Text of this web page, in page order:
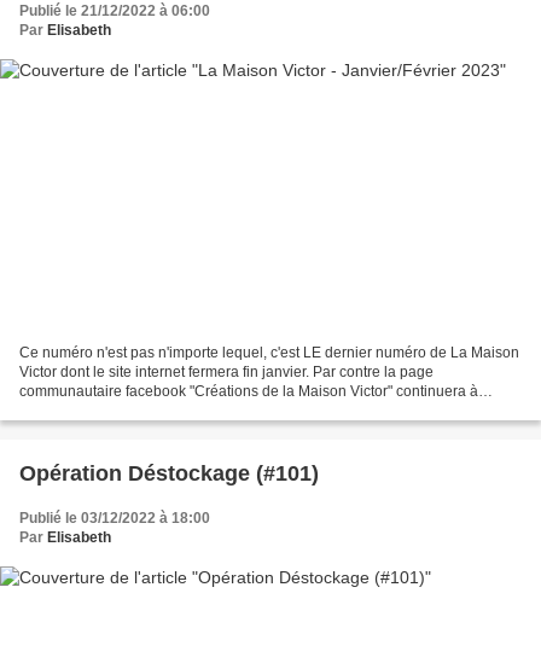
Publié le 21/12/2022 à 06:00
Par Elisabeth
Ce numéro n'est pas n'importe lequel, c'est LE dernier numéro de La Maison
Victor dont le site internet fermera fin janvier. Par contre la page
communautaire facebook "Créations de la Maison Victor" continuera à
Opération Déstockage (#101)
Publié le 03/12/2022 à 18:00
Par Elisabeth